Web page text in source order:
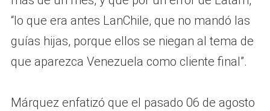
“lo que era antes LanChile, que no mandó las
guías hijas, porque ellos se niegan al tema de
que aparezca Venezuela como cliente final”.
Márquez enfatizó que el pasado 06 de agosto